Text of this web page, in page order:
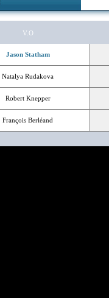
V.O
Jason Statham
Natalya Rudakova
Robert Knepper
François Berléand